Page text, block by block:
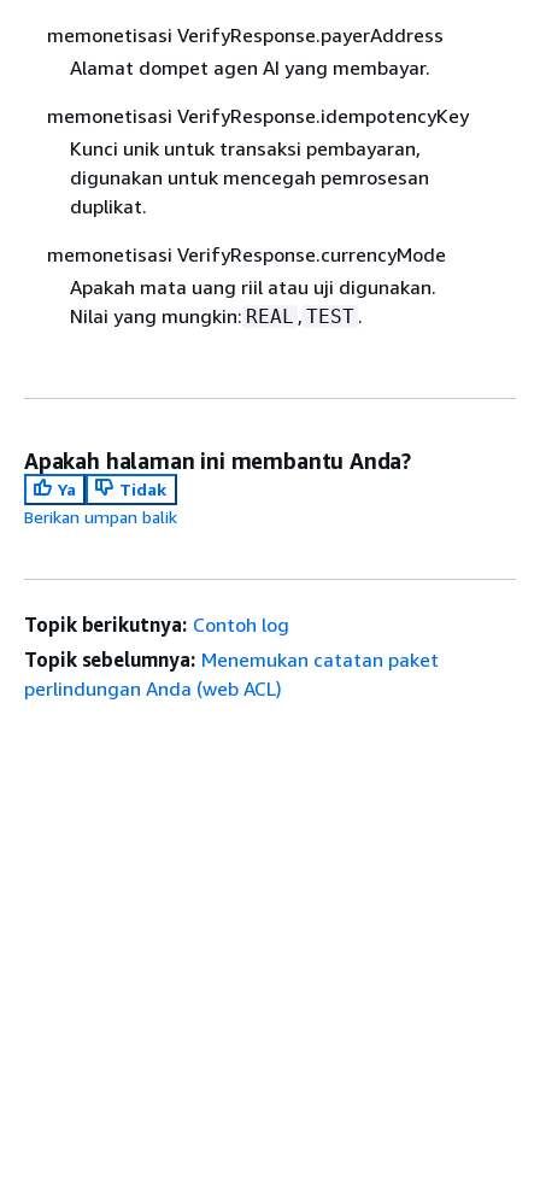
memonetisasi VerifyResponse.payerAddress
Alamat dompet agen AI yang membayar.
memonetisasi VerifyResponse.idempotencyKey
Kunci unik untuk transaksi pembayaran,
digunakan untuk mencegah pemrosesan
duplikat.
memonetisasi VerifyResponse.currencyMode
Apakah mata uang riil atau uji digunakan.
Nilai yang mungkin: REAL , TEST .
Apakah halaman ini membantu Anda?
Ya
Tidak
Berikan umpan balik
Topik berikutnya: Contoh log
Topik sebelumnya: Menemukan catatan paket
perlindungan Anda (web ACL)